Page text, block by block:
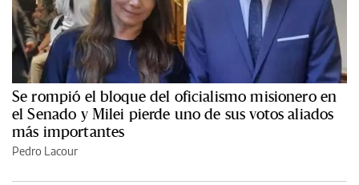
Se rompió el bloque del oficialismo misionero en
el Senado y Milei pierde uno de sus votos aliados
más importantes
Pedro Lacour